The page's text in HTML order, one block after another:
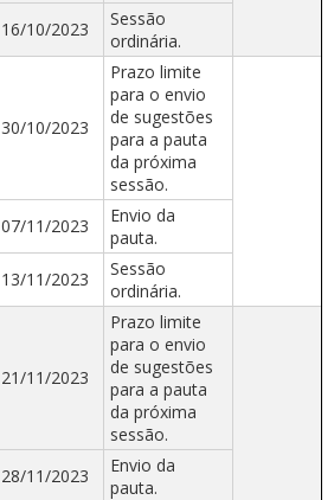
16/10/2023
Sessão
ordinária.
30/10/2023
Prazo limite
para o envio
de sugestões
para a pauta
da próxima
sessão.
07/11/2023
Envio da
pauta.
13/11/2023
Sessão
ordinária.
21/11/2023
Prazo limite
para o envio
de sugestões
para a pauta
da próxima
sessão.
28/11/2023
Envio da
pauta.